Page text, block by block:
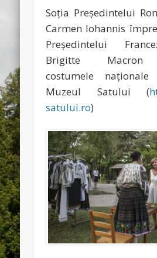
Soţia Preşedintelui
Carmen Iohannis
Preşedintelui
Brigitte Macron
costumele
Muzeul Satului (
satului.ro)